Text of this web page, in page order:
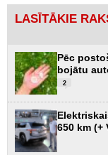
LASĪTĀKIE
Pēc
bojātu
2
650 km (+